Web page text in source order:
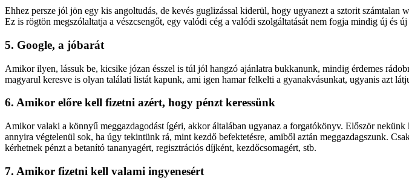
Ehhez persze jól jön egy kis angoltudás, de kevés guglizással kiderül, hogy ugyanezt a sztorit
Ez is rögtön megszólaltatja a vészcsengőt, egy valódi cég a valódi szolgáltatását nem fogja mindig új és
5. Google, a jóbarát
Amikor ilyen, lássuk be, kicsike józan ésszel is túl jól hangzó ajánlatra bukkanunk, mindig érdemes
magyarul keresve is olyan találati listát kapunk, ami igen hamar felkelti a gyanakvásunkat, ugyanis azt
6. Amikor előre kell fizetni azért, hogy pénzt keressünk
Amikor valaki a könnyű meggazdagodást ígéri, akkor általában ugyanaz a forgatókönyv. Először
annyira végtelenül sok, ha úgy tekintünk rá, mint kezdő befektetésre, amiből aztán meggazdagszunk.
kérhetnek pénzt a betanító tananyagért, regisztrációs díjként, kezdőcsomagért, stb.
7. Amikor fizetni kell valami ingyenesért